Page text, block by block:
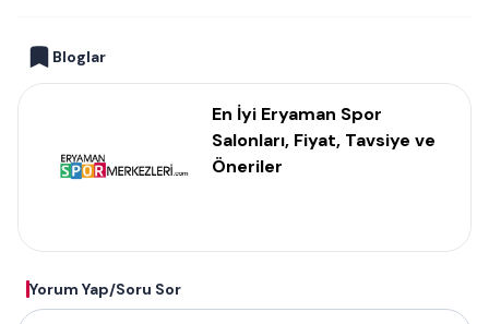
Bloglar
En İyi Eryaman Spor
Salonları, Fiyat, Tavsiye ve
Öneriler
Yorum Yap/Soru Sor